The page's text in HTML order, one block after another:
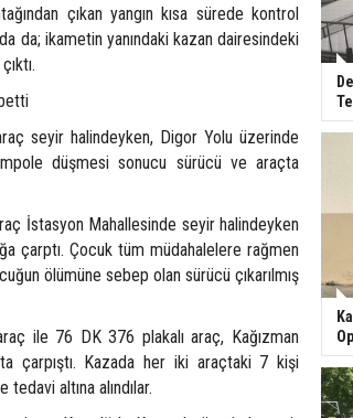
çıkan yangın kısa sürede kontrol
da; ikametin yanındaki kazan dairesindeki
seyir halindeyken, Digor Yolu üzerinde
düşmesi sonucu sürücü ve araçta
İstasyon Mahallesinde seyir halindeyken
çarptı. Çocuk tüm müdahalelere rağmen
ölümüne sebep olan sürücü çıkarılmış
ile 76 DK 376 plakalı araç, Kağızman
çarpıştı. Kazada her iki araçtaki 7 kişi
altına alındılar.